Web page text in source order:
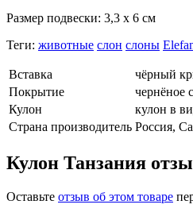
Размер подвески: 3,3 х 6 см
Теги: животные слон слоны
Вставка
чёрный
Покрытие
чернёное
Кулон
кулон в
Страна производитель Россия,
Кулон Танзания
Оставьте отзыв об этом товаре